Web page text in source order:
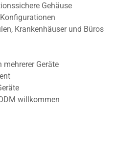
Gehäuse
Krankenhäuser und Büros
mehrerer Geräte
willkommen